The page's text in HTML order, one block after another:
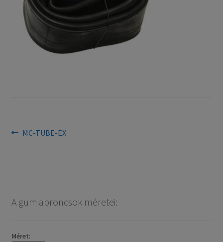
Bejegyzés
Previous
MC-TUBE-EX
A gumiabroncsok méretei:
Méret: